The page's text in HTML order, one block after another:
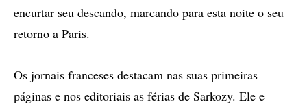
encurtar seu descando, marcando para esta noite o seu
retorno a Paris.
Os jornais franceses destacam nas suas primeiras
páginas e nos editoriais as férias de Sarkozy. Ele e